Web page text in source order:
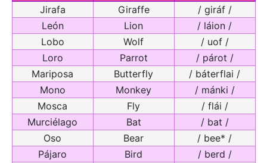
Jirafa
Giraffe
/ giráf /
León
Lion
/ láion /
Lobo
Wolf
/ uof /
Loro
Parrot
/ párot /
Mariposa
Butterfly
/ báterflai /
Mono
Monkey
/ mánki /
Mosca
Fly
/ flái /
Murciélago
Bat
/ bat /
Oso
Bear
/ bee* /
Pájaro
Bird
/ berd /